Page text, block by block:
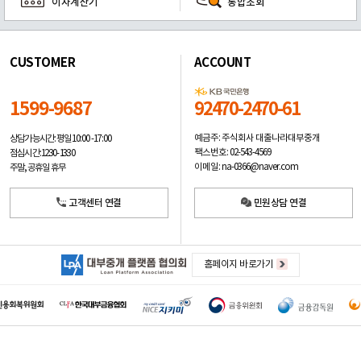
이자계산기
통합조회
CUSTOMER
1599-9687
상담가능시간: 평일10:00 -17:00
점심시간: 12:30 - 13:30
주말, 공휴일 휴무
고객센터 연결
ACCOUNT
92470-2470-61
예금주: 주식회사 대출나라대부중개
팩스번호: 02-543-4569
이메일: na-0366@naver.com
민원상담 연결
홈페이지 바로가기